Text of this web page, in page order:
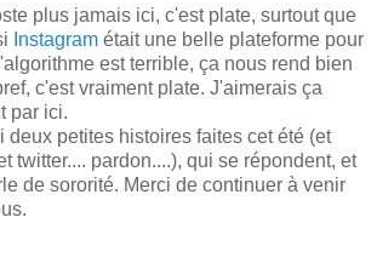
plus jamais ici, c'est plate, surtout que
Instagram était une belle plateforme pour
est terrible, ça nous rend bien
c'est vraiment plate. J'aimerais ça
par ici.
deux petites histoires faites cet été (et
twitter.... pardon....), qui se répondent, et
de sororité. Merci de continuer à venir